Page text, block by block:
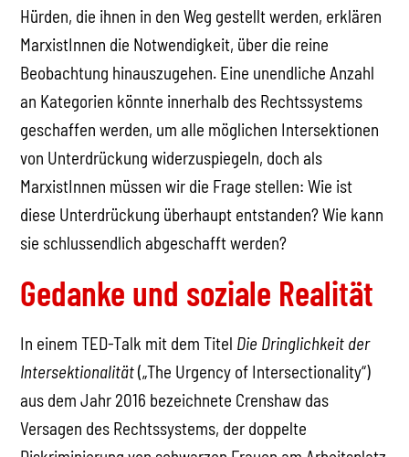
Hürden, die ihnen in den Weg gestellt werden, erklären
MarxistInnen die Notwendigkeit, über die reine
Beobachtung hinauszugehen. Eine unendliche Anzahl
an Kategorien könnte innerhalb des Rechtssystems
geschaffen werden, um alle möglichen Intersektionen
von Unterdrückung widerzuspiegeln, doch als
MarxistInnen müssen wir die Frage stellen: Wie ist
diese Unterdrückung überhaupt entstanden? Wie kann
sie schlussendlich abgeschafft werden?
Gedanke und soziale Realität
In einem TED-Talk mit dem Titel Die Dringlichkeit der
Intersektionalität(„The Urgency of Intersectionality“)
aus dem Jahr 2016 bezeichnete Crenshaw das
Versagen des Rechtssystems, der doppelte